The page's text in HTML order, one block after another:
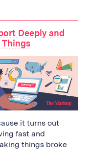
Deeply and
Things
it turns out
fast and
things broke